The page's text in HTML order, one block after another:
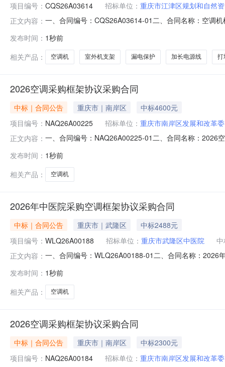
项目编号： CQS26A03614 招标单位： 重庆市江津区规划和自然
正文内容： 一、合同编号：CQS26A03614-01二、合同名称：空调
13350373683六、合同主要信息主要标的名称：格力（
发布时间： 1秒前
相关产品：
空调机 室外机支架 漏电保护 加长电源线 打
2026空调采购框架协议采购合同
中标｜合同公告 重庆市｜南岸区
中标4600元
项目编号： NAQ26A00225 招标单位： 重庆市南岸区发展和改革
正文内容： 一、合同编号：NAQ26A00225-01二、合同名称：2026
13883177083六、合同主要信息主要标的名称：美的（
发布时间： 1秒前
相关产品：
空调机
2026年中医院采购空调框架协议采购合同
中标｜合同公告 重庆市｜武隆区
中标2488元
项目编号： WLQ26A00188 招标单位： 重庆市武隆区中医院
正文内容： 一、合同编号：WLQ26A00188-01二、合同名称：2026
建设中路102号附1号联系方式：13330362031六、合同
发布时间： 1秒前
相关产品：
空调机
2026空调采购框架协议采购合同
中标｜合同公告 重庆市｜南岸区
中标2300元
项目编号： NAQ26A00184 招标单位： 重庆市南岸区发展和改革